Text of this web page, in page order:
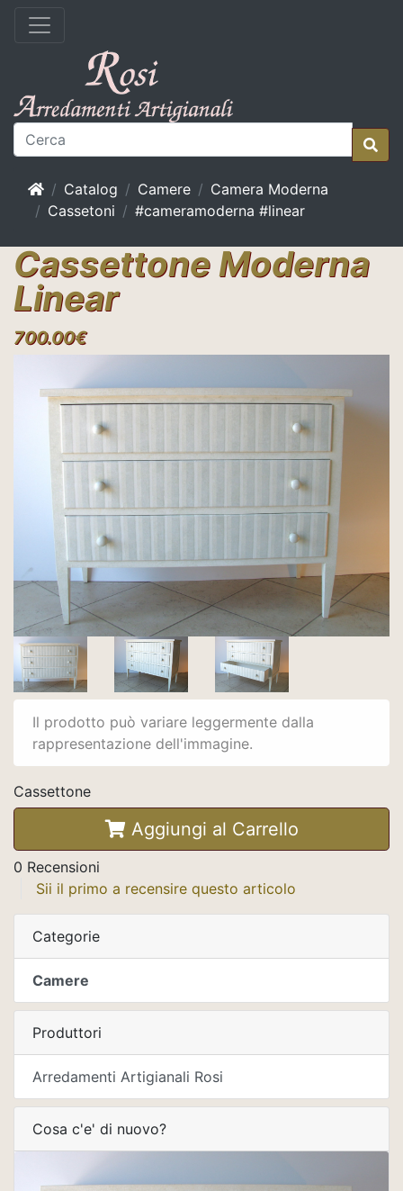
HomeCatalog Camere
Camera Moderna
Cassetoni
#cameramoderna #linear
Cassettone Moderna
Linear
700.00€
Il prodotto può variare leggermente dalla
rappresentazione dell'immagine.
Cassettone
Aggiungi al Carrello
0 Recensioni
Sii il primo a recensire questo articolo
Categorie
Camere
Produttori
Arredamenti Artigianali Rosi
Cosa c'e' di nuovo?